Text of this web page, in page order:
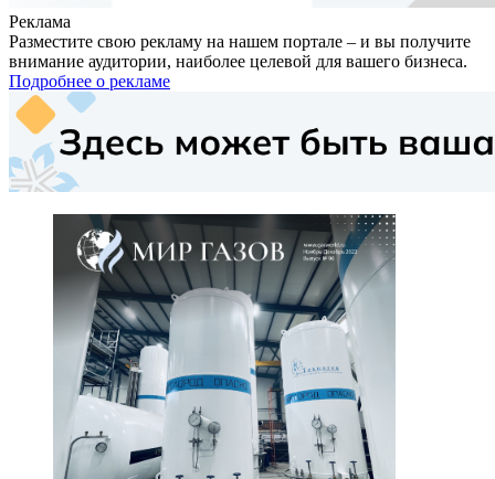
Реклама
Разместите свою рекламу на нашем портале – и вы получите
внимание аудитории, наиболее целевой для вашего бизнеса.
Подробнее о рекламе